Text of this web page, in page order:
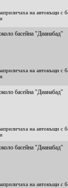
на автокъщи с
басейна "Дианабад"
на автокъщи с
басейна "Дианабад"
на автокъщи с
басейна "Дианабад"
на автокъщи с